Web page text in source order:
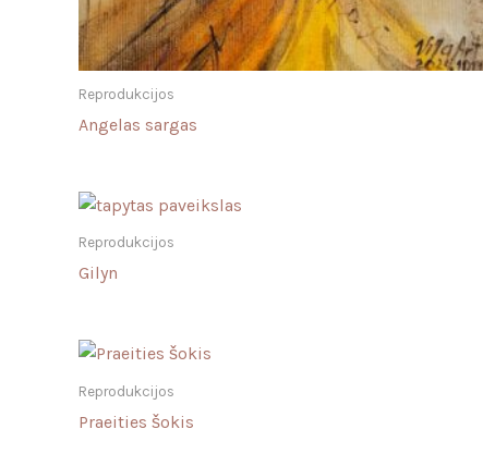
Reprodukcijos
Angelas sargas
Reprodukcijos
Gilyn
Reprodukcijos
Praeities šokis